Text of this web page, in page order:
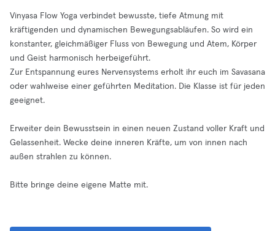
Vinyasa Flow Yoga verbindet bewusste, tiefe Atmung mit
kräftigenden und dynamischen Bewegungsabläufen. So wird ein
konstanter, gleichmäßiger Fluss von Bewegung und Atem, Körper
und Geist harmonisch herbeigeführt.
Zur Entspannung eures Nervensystems erholt ihr euch im Savasana
oder wahlweise einer geführten Meditation. Die Klasse ist für jeden
geeignet.
Erweiter dein Bewusstsein in einen neuen Zustand voller Kraft und
Gelassenheit. Wecke deine inneren Kräfte, um von innen nach
außen strahlen zu können.
Bitte bringe deine eigene Matte mit.